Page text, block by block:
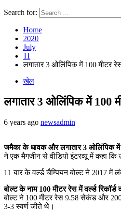
Search for:
Home
2020
July
11
लगातार 3 ओलिंपिक में 100 मीटर
खेल
लगातार 3 ओलिंपिक में 100
6 years ago newsadmin
जमैका के धावक और लगातार 3 ओलिंपिक में
ने एक मैगजीन से वीडियो इंटरव्यू में कहा
11 बार के वर्ल्ड चैम्पियन बोल्ट ने 2017 में
बोल्ट के नाम 100 मीटर रेस में वर्ल्ड रिकॉर्ड
बोल्ट ने 100 मीटर रेस 9.58 सेकंड और
3-3 स्वर्ण जीते थे।